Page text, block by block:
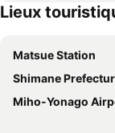
Hotel Route Inn
Matsue Urban
Hotel Fine Ciel Shimane
TENNENONSEN DANDANNOYU
Lieux
Matsue Station
Shimane Prefectural
Miho-Yonago